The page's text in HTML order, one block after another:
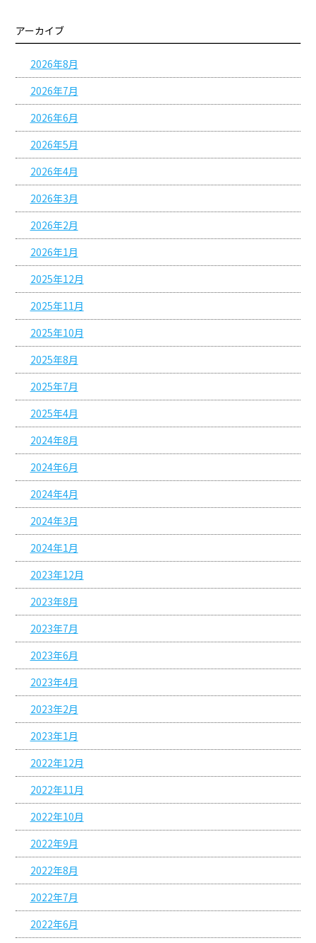
アーカイブ
2026年8月
2026年7月
2026年6月
2026年5月
2026年4月
2026年3月
2026年2月
2026年1月
2025年12月
2025年11月
2025年10月
2025年8月
2025年7月
2025年4月
2024年8月
2024年6月
2024年4月
2024年3月
2024年1月
2023年12月
2023年8月
2023年7月
2023年6月
2023年4月
2023年2月
2023年1月
2022年12月
2022年11月
2022年10月
2022年9月
2022年8月
2022年7月
2022年6月